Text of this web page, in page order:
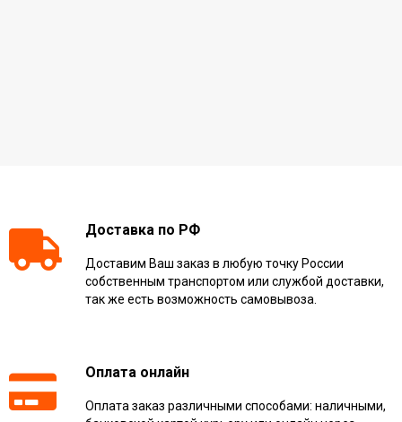
Доставка по РФ
Доставим Ваш заказ в любую точку России
собственным транспортом или службой доставки,
так же есть возможность самовывоза.
Оплата онлайн
Оплата заказ различными способами: наличными,